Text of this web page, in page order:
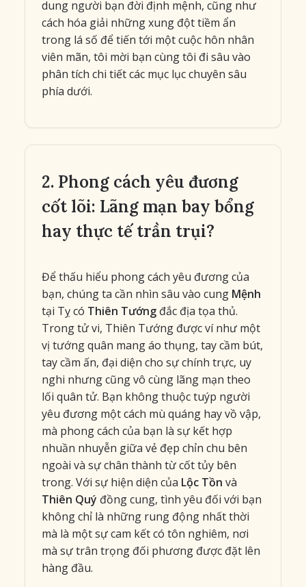
dung người bạn đời định mệnh, cũng như
cách hóa giải những xung đột tiềm ẩn
trong lá số để tiến tới một cuộc hôn nhân
viên mãn, tôi mời bạn cùng tôi đi sâu vào
phân tích chi tiết các mục lục chuyên sâu
phía dưới.
2. Phong cách yêu đương
cốt lõi: Lãng mạn bay bổng
hay thực tế trần trụi?
Để thấu hiểu phong cách yêu đương của
bạn, chúng ta cần nhìn sâu vào cung Mệnh
tại Tỵ có Thiên Tướng đắc địa tọa thủ.
Trong tử vi, Thiên Tướng được ví như một
vị tướng quân mang áo thụng, tay cầm bút,
tay cầm ấn, đại diện cho sự chính trực, uy
nghi nhưng cũng vô cùng lãng mạn theo
lối quân tử. Bạn không thuộc tuýp người
yêu đương một cách mù quáng hay vồ vập,
mà phong cách của bạn là sự kết hợp
nhuần nhuyễn giữa vẻ đẹp chỉn chu bên
ngoài và sự chân thành từ cốt tủy bên
trong. Với sự hiện diện của Lộc Tồn và
Thiên Quý đồng cung, tình yêu đối với bạn
không chỉ là những rung động nhất thời
mà là một sự cam kết có tôn nghiêm, nơi
mà sự trân trọng đối phương được đặt lên
hàng đầu.